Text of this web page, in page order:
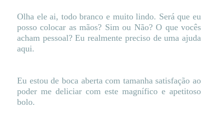
Olha ele ai, todo branco e muito lindo. Será que eu
posso colocar as mãos? Sim ou Não? O que vocês
acham pessoal? Eu realmente preciso de uma ajuda
aqui.
Eu estou de boca aberta com tamanha satisfação ao
poder me deliciar com este magnífico e apetitoso
bolo.